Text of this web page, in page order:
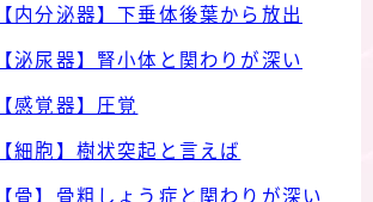
内分泌器】下垂体後葉から放出
泌尿器】腎小体と関わりが深い
感覚器】圧覚
細胞】樹状突起と言えば
骨】骨粗しょう症と関わりが深い